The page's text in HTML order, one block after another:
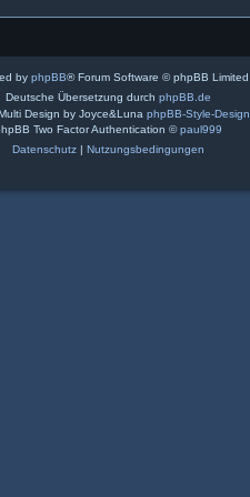
by phpBB® Forum Software © phpBB Limited
Deutsche Übersetzung durch phpBB.de
Design by Joyce&Luna phpBB-Style-Design
Two Factor Authentication ©paul999
Datenschutz| Nutzungsbedingungen